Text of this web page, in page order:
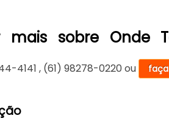
mais sobre Onde
4141 , (61) 98278-0220 ou